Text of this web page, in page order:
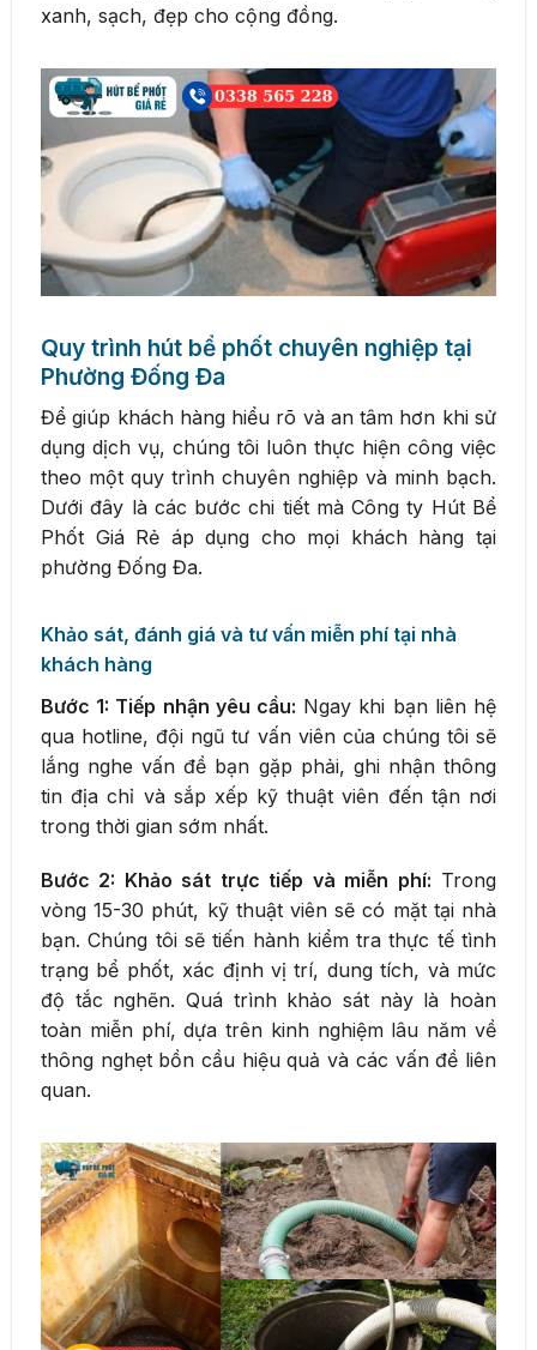
xanh, sạch, đẹp cho cộng đồng.
Quy trình hút bể phốt chuyên nghiệp tại
Phường Đống Đa
Để giúp khách hàng hiểu rõ và an tâm hơn khi sử
dụng dịch vụ, chúng tôi luôn thực hiện công việc
theo một quy trình chuyên nghiệp và minh bạch.
Dưới đây là các bước chi tiết mà Công ty Hút Bể
Phốt Giá Rẻ áp dụng cho mọi khách hàng tại
phường Đống Đa.
Khảo sát, đánh giá và tư vấn miễn phí tại nhà
khách hàng
Bước 1: Tiếp nhận yêu cầu: Ngay khi bạn liên hệ
qua hotline, đội ngũ tư vấn viên của chúng tôi sẽ
lắng nghe vấn đề bạn gặp phải, ghi nhận thông
tin địa chỉ và sắp xếp kỹ thuật viên đến tận nơi
trong thời gian sớm nhất.
Bước 2: Khảo sát trực tiếp và miễn phí: Trong
vòng 15-30 phút, kỹ thuật viên sẽ có mặt tại nhà
bạn. Chúng tôi sẽ tiến hành kiểm tra thực tế tình
trạng bể phốt, xác định vị trí, dung tích, và mức
độ tắc nghẽn. Quá trình khảo sát này là hoàn
toàn miễn phí, dựa trên kinh nghiệm lâu năm về
thông nghẹt bồn cầu hiệu quả và các vấn đề liên
quan.